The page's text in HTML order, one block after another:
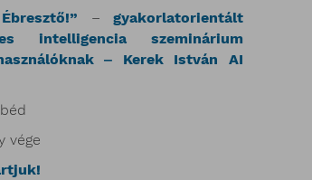
– gyakorlatorientált
intelligencia szeminárium
‒ Kerek István AI
vége